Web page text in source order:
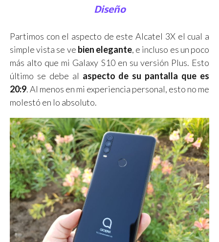
Diseño
Partimos con el aspecto de este Alcatel 3X el cual a
simple vista se ve bien elegante, e incluso es un poco
más alto que mi Galaxy S10 en su versión Plus. Esto
último se debe al aspecto de su pantalla que es
20:9. Al menos en mi experiencia personal, esto no me
molestó en lo absoluto.